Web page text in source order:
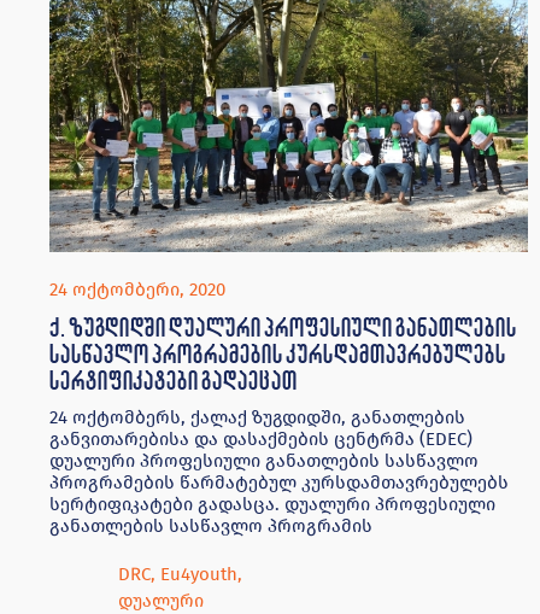
24 ოქტომბერი, 2020
ქ. ზუგდიდში დუალური პროფესიული განათლების
სასწავლო პროგრამების კურსდამთავრებულებს
სერტიფიკატები გადაეცათ
24 ოქტომბერს, ქალაქ ზუგდიდში, განათლების
განვითარებისა და დასაქმების ცენტრმა (EDEC)
დუალური პროფესიული განათლების სასწავლო
პროგრამების წარმატებულ კურსდამთავრებულებს
სერტიფიკატები გადასცა. დუალური პროფესიული
განათლების სასწავლო პროგრამის
DRC, Eu4youth,
დუალური